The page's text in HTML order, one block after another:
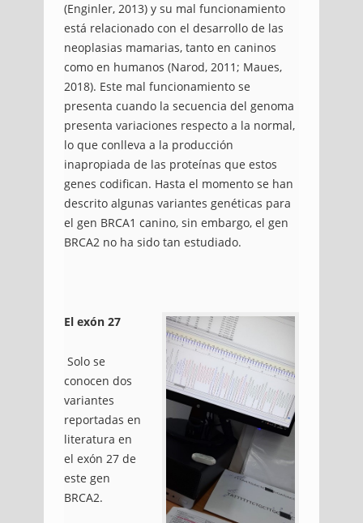
(Enginler, 2013) y su mal funcionamiento
está relacionado con el desarrollo de las
neoplasias mamarias, tanto en caninos
como en humanos (Narod, 2011; Maues,
2018). Este mal funcionamiento se
presenta cuando la secuencia del genoma
presenta variaciones respecto a la normal,
lo que conlleva a la producción
inapropiada de las proteínas que estos
genes codifican. Hasta el momento se han
descrito algunas variantes genéticas para
el gen BRCA1 canino, sin embargo, el gen
BRCA2 no ha sido tan estudiado.
El exón 27
Solo se
conocen dos
variantes
reportadas en
literatura en
el exón 27 de
este gen
BRCA2.